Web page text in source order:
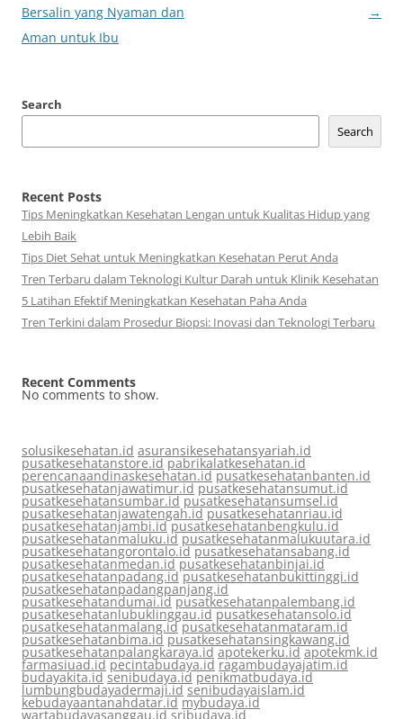
navigation
Bersalin yang Nyaman dan
Aman untuk Ibu
→
Search
Search
Recent Posts
Tips Meningkatkan Kesehatan Lengan untuk Kualitas Hidup yang
Lebih Baik
Tips Diet Sehat untuk Meningkatkan Kesehatan Perut Anda
Tren Terbaru dalam Teknologi Kultur Darah untuk Klinik Kesehatan
5 Latihan Efektif Meningkatkan Kesehatan Paha Anda
Tren Terkini dalam Prosedur Biopsi: Inovasi dan Teknologi Terbaru
Recent Comments
No comments to show.
solusikesehatan.id asuransikesehatansyariah.id
pusatkesehatanstore.id pabrikalatkesehatan.id
perencanaandinaskesehatan.id pusatkesehatanbanten.id
pusatkesehatanjawatimur.id pusatkesehatansumut.id
pusatkesehatansumbar.id pusatkesehatansumsel.id
pusatkesehatanjawatengah.id pusatkesehatanriau.id
pusatkesehatanjambi.id pusatkesehatanbengkulu.id
pusatkesehatanmaluku.id pusatkesehatanmalukuutara.id
pusatkesehatangorontalo.id pusatkesehatansabang.id
pusatkesehatanmedan.id pusatkesehatanbinjai.id
pusatkesehatanpadang.id pusatkesehatanbukittinggi.id
pusatkesehatanpadangpanjang.id
pusatkesehatandumai.id pusatkesehatanpalembang.id
pusatkesehatanlubuklinggau.id pusatkesehatansolo.id
pusatkesehatanmalang.id pusatkesehatanmataram.id
pusatkesehatanbima.id pusatkesehatansingkawang.id
pusatkesehatanpalangkaraya.id apotekerku.id apotekmk.id
farmasiuad.id pecintabudaya.id ragambudayajatim.id
budayakita.id senibudaya.id penikmatbudaya.id
lumbungbudayadermaji.id senibudayaislam.id
kebudayaantanahdatar.id mybudaya.id
wartabudayasanggau.id sribudaya.id